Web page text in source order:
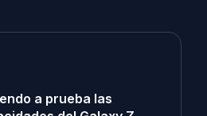
a prueba las